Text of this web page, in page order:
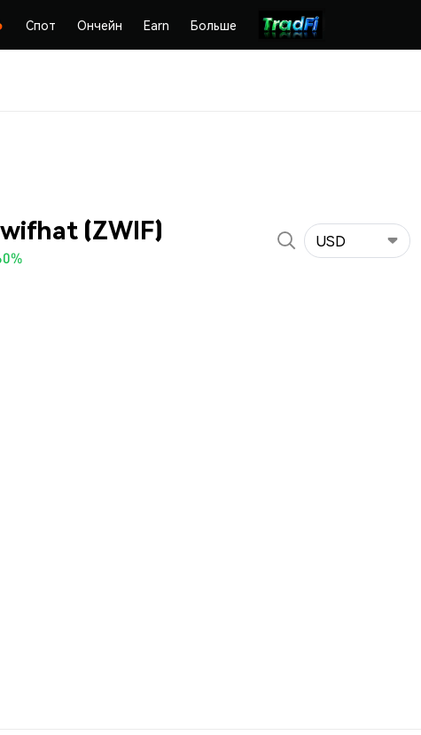
Спот Ончейн Earn Больше
(ZWIF) USD